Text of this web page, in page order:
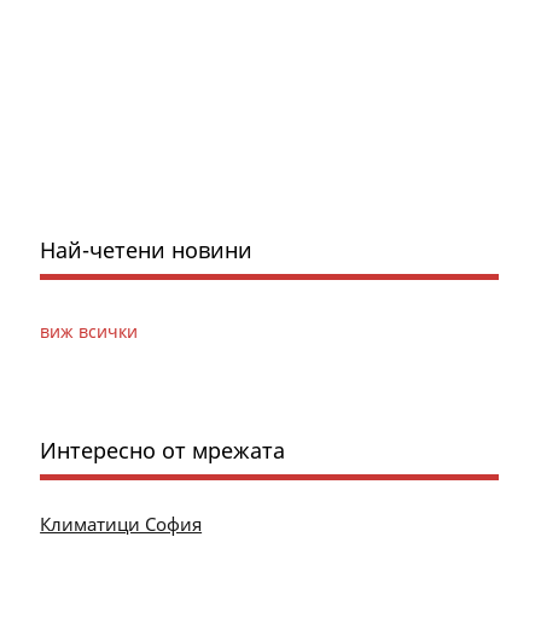
Най-четени новини
виж всички
Интересно от мрежата
Климатици София